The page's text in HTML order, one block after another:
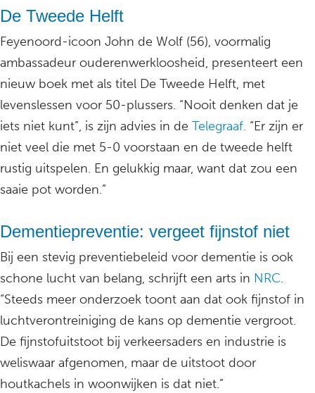
De Tweede Helft
Feyenoord-icoon John de Wolf (56), voormalig
ambassadeur ouderenwerkloosheid, presenteert een
nieuw boek met als titel De Tweede Helft, met
levenslessen voor 50-plussers. “Nooit denken dat je
iets niet kunt”, is zijn advies in de Telegraaf. “Er zijn er
niet veel die met 5-0 voorstaan en de tweede helft
rustig uitspelen. En gelukkig maar, want dat zou een
saaie pot worden.”
Dementiepreventie: vergeet fijnstof niet
Bij een stevig preventiebeleid voor dementie is ook
schone lucht van belang, schrijft een arts in NRC.
“Steeds meer onderzoek toont aan dat ook fijnstof in
luchtverontreiniging de kans op dementie vergroot.
De fijnstofuitstoot bij verkeersaders en industrie is
weliswaar afgenomen, maar de uitstoot door
houtkachels in woonwijken is dat niet.”